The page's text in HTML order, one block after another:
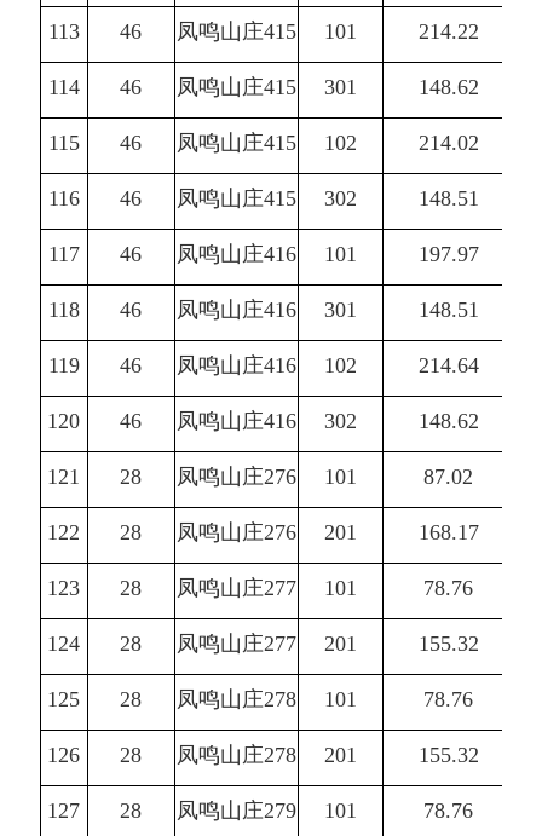
113 46 凤鸣山庄415 101 214.22
114 46 凤鸣山庄415 301 148.62
115 46 凤鸣山庄415 102 214.02
116 46 凤鸣山庄415 302 148.51
117 46 凤鸣山庄416 101 197.97
118 46 凤鸣山庄416 301 148.51
119 46 凤鸣山庄416 102 214.64
120 46 凤鸣山庄416 302 148.62
121 28 凤鸣山庄276 101 87.02
122 28 凤鸣山庄276 201 168.17
123 28 凤鸣山庄277 101 78.76
124 28 凤鸣山庄277 201 155.32
125 28 凤鸣山庄278 101 78.76
126 28 凤鸣山庄278 201 155.32
127 28 凤鸣山庄279 101 78.76